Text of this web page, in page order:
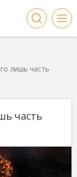
лишь часть
часть